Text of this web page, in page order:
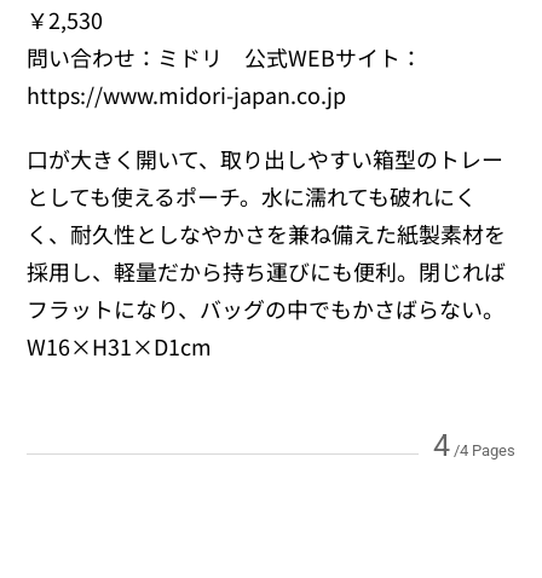
￥2,530
問い合わせ：ミドリ 公式WEBサイト：
https://www.midori-japan.co.jp
口が大きく開いて、取り出しやすい箱型のトレー
としても使えるポーチ。水に濡れても破れにく
く、耐久性としなやかさを兼ね備えた紙製素材を
採用し、軽量だから持ち運びにも便利。閉じれば
フラットになり、バッグの中でもかさばらない。
W16×H31×D1cm
4/4 Pages